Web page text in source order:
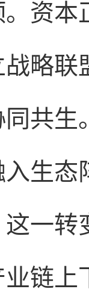
资
略联
共生
生态
一
链